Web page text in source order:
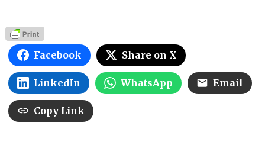
Facebook Share on X
LinkedIn WhatsApp Email
Copy Link